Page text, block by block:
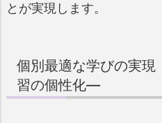
とが実現します。
個別最適な学びの実
習の個性化―